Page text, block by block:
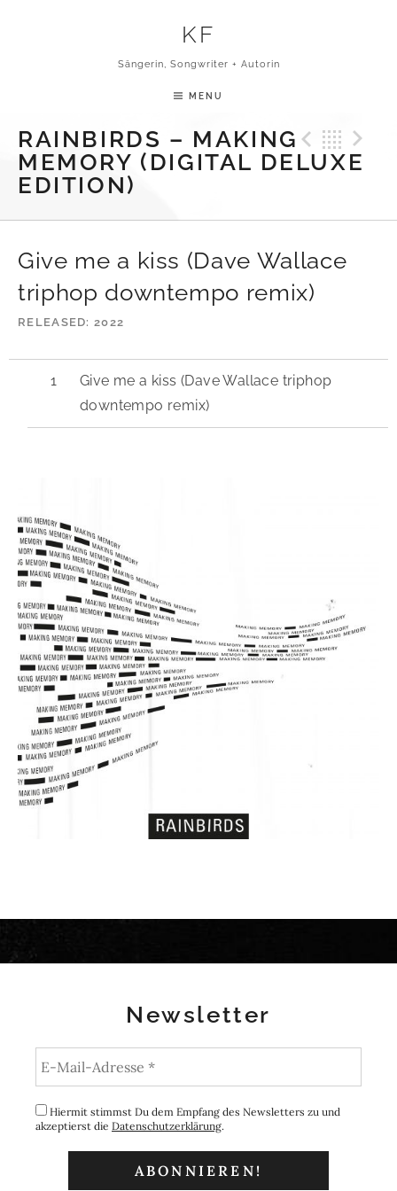
KF
Sängerin, Songwriter + Autorin
MENU
RAINBIRDS – MAKING
MEMORY (DIGITAL DELUXE
EDITION)
Give me a kiss (Dave Wallace
triphop downtempo remix)
RELEASED 2022
Give me a kiss (Dave Wallace triphop
downtempo remix)
Newsletter
Hiermit stimmst Du dem Empfang des Newsletters zu und
akzeptierst die Datenschutzerklärung.